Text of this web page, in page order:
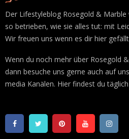
Der Lifestyleblog Rosegold &
so betrieben, wie sie alles tut: mit
Wir freuen uns wenn es dir hier
Wenn du noch mehr über Rosegold
dann besuche uns gerne auch auf
media Kanälen. Hier findest du